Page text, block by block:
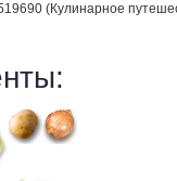
(Кулинарное